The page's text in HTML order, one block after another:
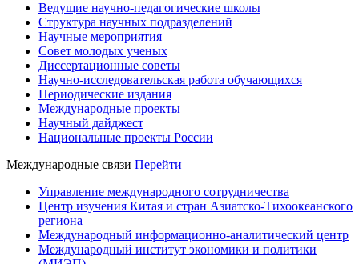
Ведущие научно-педагогические школы
Структура научных подразделений
Научные мероприятия
Совет молодых ученых
Диссертационные советы
Научно-исследовательская работа обучающихся
Периодические издания
Международные проекты
Научный дайджест
Национальные проекты России
Международные связи Перейти
Управление международного сотрудничества
Центр изучения Китая и стран Азиатско-Тихоокеанского
региона
Международный информационно-аналитический центр
Международный институт экономики и политики